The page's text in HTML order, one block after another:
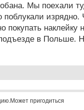
Мы поехали
изрядно.
наклейку
в Польше.
пригодиться